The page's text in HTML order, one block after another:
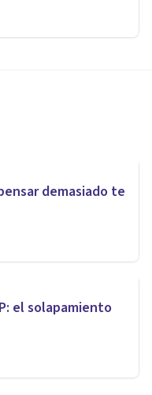
demasiado te
el solapamiento